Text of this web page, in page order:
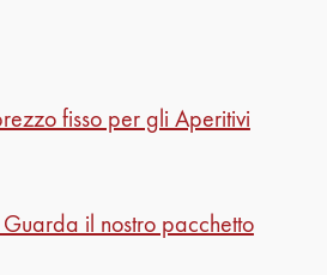
fisso per gli Aperitivi
il nostro pacchetto